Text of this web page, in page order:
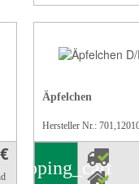
Äpfelchen
Hersteller Nr.:
shopping_cart